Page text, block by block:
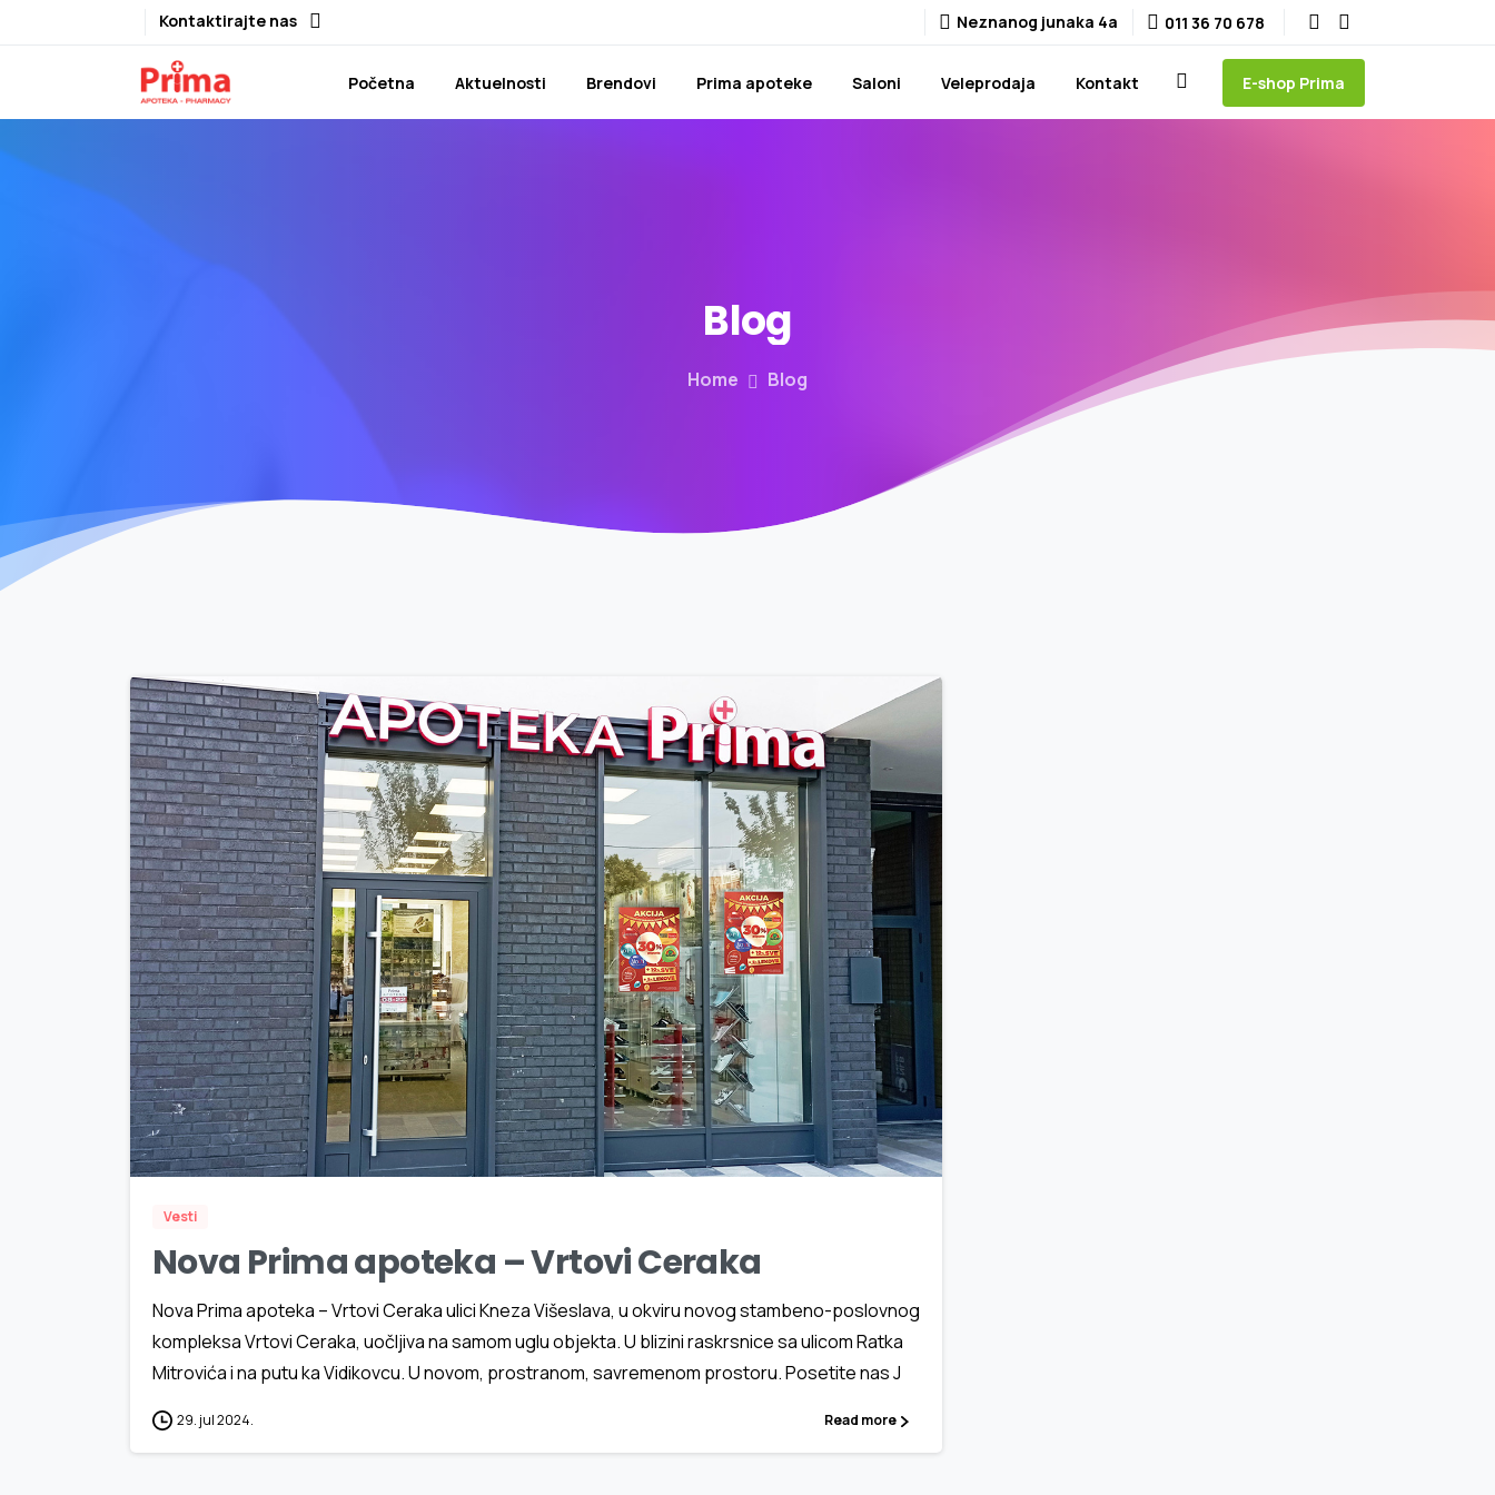
Kontaktirajte nas Neznanog junaka 4a 011 36 70 678
Početna Aktuelnosti Brendovi Prima apoteke Saloni Veleprodaja Kontakt E-shop Prima
Blog
Home Blog
22
Vesti
Nova Prima apoteka – Vrtovi Ceraka
Nova Prima apoteka – Vrtovi Ceraka ulici Kneza Višeslava, u okviru novog stambeno-poslovnog
kompleksa Vrtovi Ceraka, uočljiva na samom uglu objekta. U blizini raskrsnice sa ulicom Ratka
Mitrovića i na putu ka Vidikovcu. U novom, prostranom, savremenom prostoru. Posetite nas J
29. jul 2024. Read more